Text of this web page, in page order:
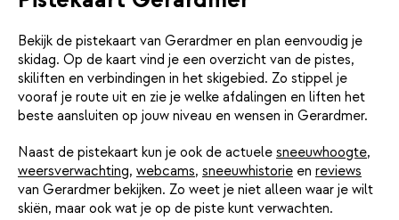
Bekijk de pistekaart van Gerardmer en plan eenvoudig je
skidag. Op de kaart vind je een overzicht van de pistes,
skiliften en verbindingen in het skigebied. Zo stippel je
vooraf je route uit en zie je welke afdalingen en liften het
beste aansluiten op jouw niveau en wensen in Gerardmer.
Naast de pistekaart kun je ook de actuele sneeuwhoogte,
weersverwachting, webcams, sneeuwhistorie en reviews
van Gerardmer bekijken. Zo weet je niet alleen waar je wilt
skiën, maar ook wat je op de piste kunt verwachten.